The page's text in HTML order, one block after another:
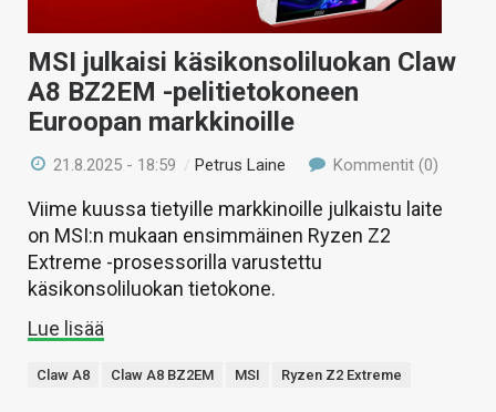
MSI julkaisi käsikonsoliluokan Claw
A8 BZ2EM -pelitietokoneen
Euroopan markkinoille
21.8.2025 - 18:59 /Petrus Laine Kommentit (0)
Viime kuussa tietyille markkinoille julkaistu laite
on MSI:n mukaan ensimmäinen Ryzen Z2
Extreme -prosessorilla varustettu
käsikonsoliluokan tietokone.
Lue lisää
Claw A8 Claw A8 BZ2EM MSI Ryzen Z2 Extreme